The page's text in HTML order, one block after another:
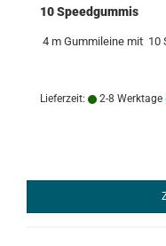
10 Speedgummis
4 m Gummileine mit 10
Lieferzeit: 2-8 Werktage